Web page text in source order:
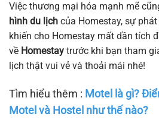
Việc thương mại hóa mạnh mẽ
hình du lịch của Homestay, sự
khiến cho Homestay mất dần tích
về Homestay trước khi bạn tham
lịch thật vui vẻ và thoải mái nhé!
Tìm hiểu thêm : Motel là gì?
Motel và Hostel như thế nào?